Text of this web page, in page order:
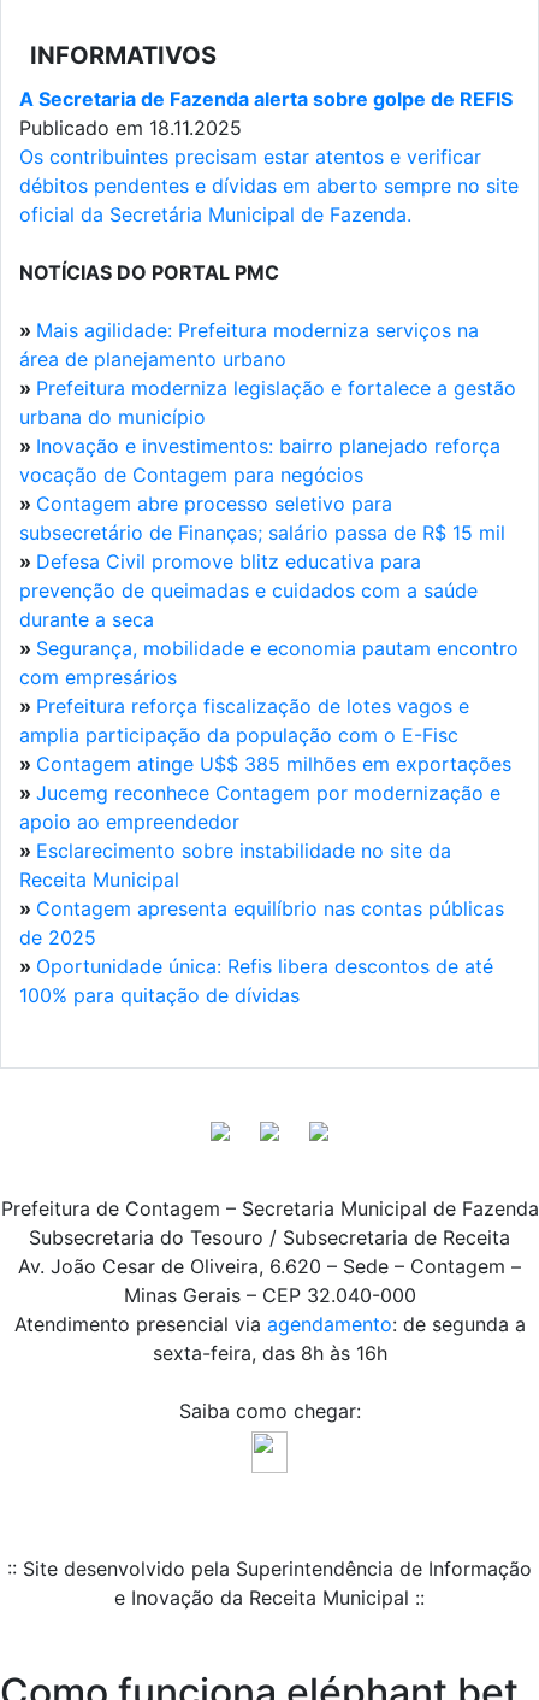
INFORMATIVOS
A Secretaria de Fazenda alerta sobre golpe de REFIS
Publicado em 18.11.2025
Os contribuintes precisam estar atentos e verificar
débitos pendentes e dívidas em aberto sempre no site
oficial da Secretária Municipal de Fazenda.
NOTÍCIAS DO PORTAL PMC
» Mais agilidade: Prefeitura moderniza serviços na
área de planejamento urbano
» Prefeitura moderniza legislação e fortalece a gestão
urbana do município
» Inovação e investimentos: bairro planejado reforça
vocação de Contagem para negócios
» Contagem abre processo seletivo para
subsecretário de Finanças; salário passa de R$ 15 mil
» Defesa Civil promove blitz educativa para
prevenção de queimadas e cuidados com a saúde
durante a seca
» Segurança, mobilidade e economia pautam encontro
com empresários
» Prefeitura reforça fiscalização de lotes vagos e
amplia participação da população com o E-Fisc
» Contagem atinge U$$ 385 milhões em exportações
» Jucemg reconhece Contagem por modernização e
apoio ao empreendedor
» Esclarecimento sobre instabilidade no site da
Receita Municipal
» Contagem apresenta equilíbrio nas contas públicas
de 2025
» Oportunidade única: Refis libera descontos de até
100% para quitação de dívidas
Prefeitura de Contagem – Secretaria Municipal de Fazenda
Subsecretaria do Tesouro / Subsecretaria de Receita
Av. João Cesar de Oliveira, 6.620 – Sede – Contagem –
Minas Gerais – CEP 32.040-000
Atendimento presencial via agendamento: de segunda a
sexta-feira, das 8h às 16h
Saiba como chegar:
:: Site desenvolvido pela Superintendência de Informação
e Inovação da Receita Municipal ::